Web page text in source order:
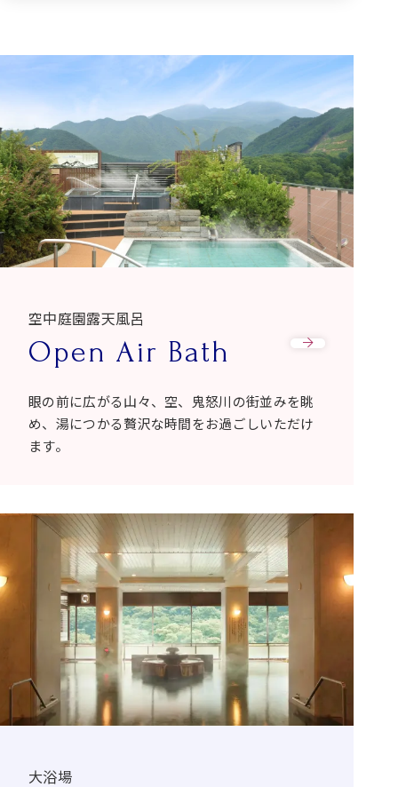
空中庭園露天風呂
Open Air Bath
眼の前に広がる山々、空、鬼怒川の街並みを眺
め、湯につかる贅沢な時間をお過ごしいただけ
ます。
大浴場